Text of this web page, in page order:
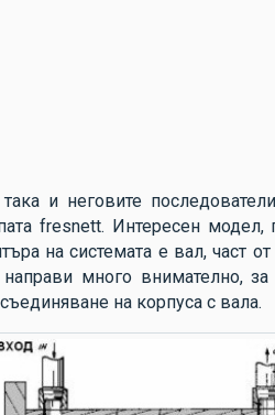
така и неговите
fresnett. Интересен модел,
на системата е вал, част
много внимателно,
на корпуса с вала.